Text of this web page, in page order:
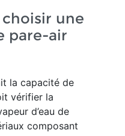
une
pare-air
la capacité de
vérifier la
d’eau de
composant